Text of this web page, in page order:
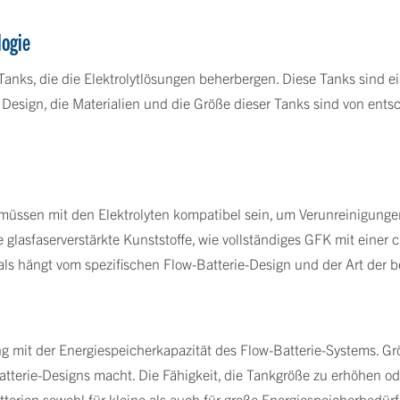
die die Elektrolytlösungen beherbergen. Diese Tanks sind
die Materialien und die Größe dieser Tanks sind von
mit den Elektrolyten kompatibel sein, um
Kunststoffe, wie vollständiges GFK mit
hängt vom spezifischen Flow-Batterie-Design und der Art der
der Energiespeicherkapazität des Flow-Batterie-Systems.
Designs macht. Die Fähigkeit, die Tankgröße zu erhöhen